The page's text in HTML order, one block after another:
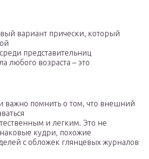
вариант прически, который
представительниц
любого возраста – это
важно помнить о том, что внешний
и легким. Это не
кудри, похожие
с обложек глянцевых журналов